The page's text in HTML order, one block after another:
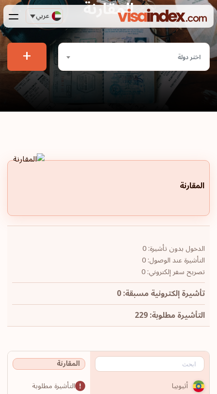
عربي المقارنة
اختر دولة +
المقارنة
الدخول بدون تأشيرة: 0
التأشيرة عند الوصول: 0
تصريح سفر إلكتروني: 0
تأشيرة إلكترونية مسبقة: 0
التأشيرة مطلوبة: 229
المقارنة
أثيوبيا
التأشيرة مطلوبة